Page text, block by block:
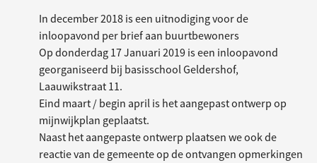
In december 2018 is een uitnodiging voor de
inloopavond per brief aan buurtbewoners
Op donderdag 17 Januari 2019 is een inloopavond
georganiseerd bij basisschool Geldershof,
Laauwikstraat 11.
Eind maart / begin april is het aangepast ontwerp op
mijnwijkplan geplaatst.
Naast het aangepaste ontwerp plaatsen we ook de
reactie van de gemeente op de ontvangen opmerkingen